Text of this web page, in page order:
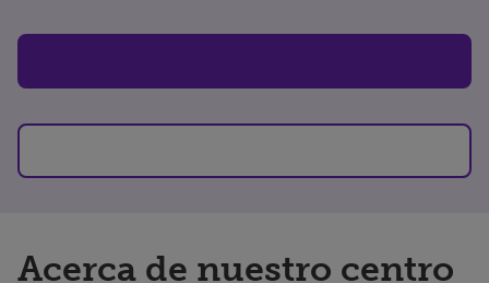
Acerca de nuestro centro